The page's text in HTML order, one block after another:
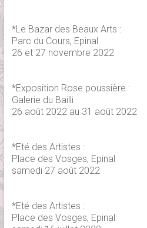
*Le Bazar des Beaux Arts :
Parc du Cours, Epinal
26 et 27 novembre 2022
*Exposition Rose poussière :
Galerie du Bailli
26 août 2022 au 31 août 2022
*Eté des Artistes :
Place des Vosges, Epinal
samedi 27 août 2022
*Eté des Artistes :
Place des Vosges, Epinal